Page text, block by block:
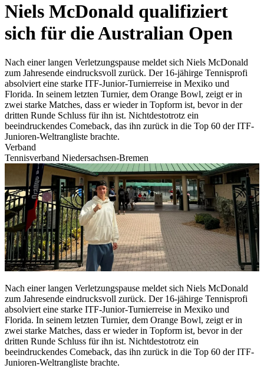
Niels McDonald qualifiziert
sich für die Australian Open
Nach einer langen Verletzungspause meldet sich Niels McDonald
zum Jahresende eindrucksvoll zurück. Der 16-jähirge Tennisprofi
absolviert eine starke ITF-Junior-Turnierreise in Mexiko und
Florida. In seinem letzten Turnier, dem Orange Bowl, zeigt er in
zwei starke Matches, dass er wieder in Topform ist, bevor in der
dritten Runde Schluss für ihn ist. Nichtdestotrotz ein
beeindruckendes Comeback, das ihn zurück in die Top 60 der ITF-
Junioren-Weltrangliste brachte.
Verband
Tennisverband Niedersachsen-Bremen
Nach einer langen Verletzungspause meldet sich Niels McDonald
zum Jahresende eindrucksvoll zurück. Der 16-jähirge Tennisprofi
absolviert eine starke ITF-Junior-Turnierreise in Mexiko und
Florida. In seinem letzten Turnier, dem Orange Bowl, zeigt er in
zwei starke Matches, dass er wieder in Topform ist, bevor in der
dritten Runde Schluss für ihn ist. Nichtdestotrotz ein
beeindruckendes Comeback, das ihn zurück in die Top 60 der ITF-
Junioren-Weltrangliste brachte.